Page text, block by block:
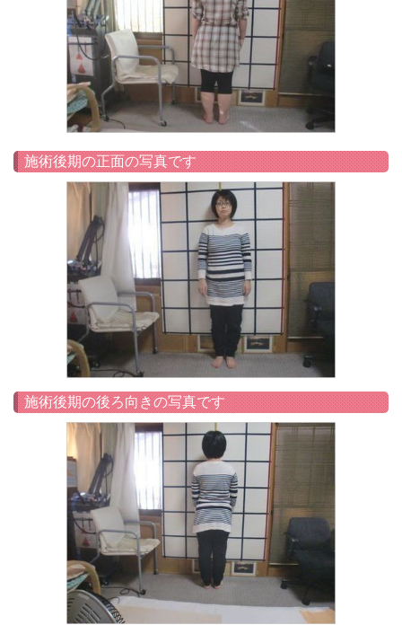
施術後期の正面の写真です
施術後期の後ろ向きの写真です